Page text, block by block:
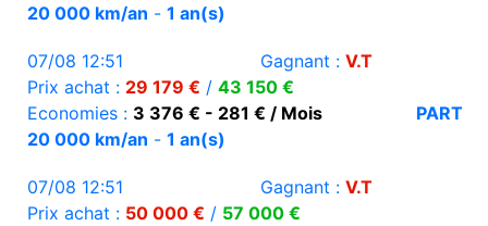
20 000 km/an - 1 an(s)
07/08 12:51 Gagnant : V.T
Prix achat : 29 179 € / 43 150 €
Economies : 3 376 € - 281 € / Mois
PART
20 000 km/an - 1 an(s)
07/08 12:51 Gagnant : V.T
Prix achat : 50 000 € / 57 000 €